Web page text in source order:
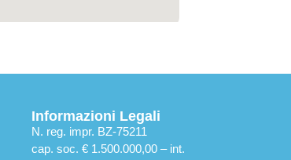
Informazioni Legali
N. reg. impr. BZ-75211
cap. soc. € 1.500.000,00 – int.